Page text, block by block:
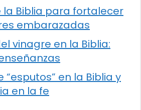
la Biblia para fortalecer
embarazadas
vinagre en la Biblia:
“esputos” en la Biblia y
en la fe